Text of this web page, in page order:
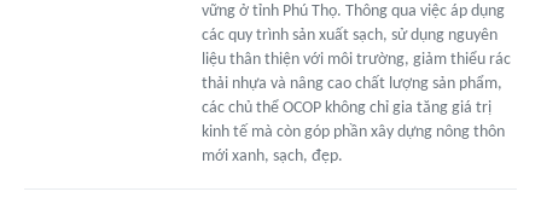
vững ở tỉnh Phú Thọ. Thông qua việc áp dụng
các quy trình sản xuất sạch, sử dụng nguyên
liệu thân thiện với môi trường, giảm thiểu rác
thải nhựa và nâng cao chất lượng sản phẩm,
các chủ thể OCOP không chỉ gia tăng giá trị
kinh tế mà còn góp phần xây dựng nông thôn
mới xanh, sạch, đẹp.